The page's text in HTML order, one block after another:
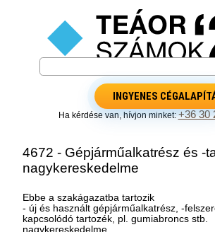
INGYENES
Ha kérdése van, hívjon minket:+36 30
4672 - Gépjárműalkatrész és -
nagykereskedelme
Ebbe a szakágazatba tartozik
- új és használt gépjárműalkatrész, -
kapcsolódó tartozék, pl. gumiabroncs stb.
nagykereskedelme